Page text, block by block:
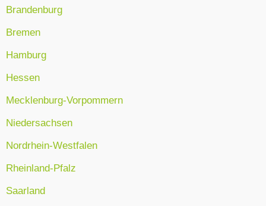
Brandenburg
Bremen
Hamburg
Hessen
Mecklenburg-Vorpommern
Niedersachsen
Nordrhein-Westfalen
Rheinland-Pfalz
Saarland